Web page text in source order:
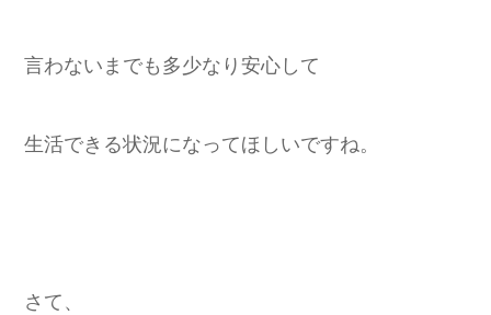
言わないまでも多少なり安心して
生活できる状況になってほしいですね。
さて、